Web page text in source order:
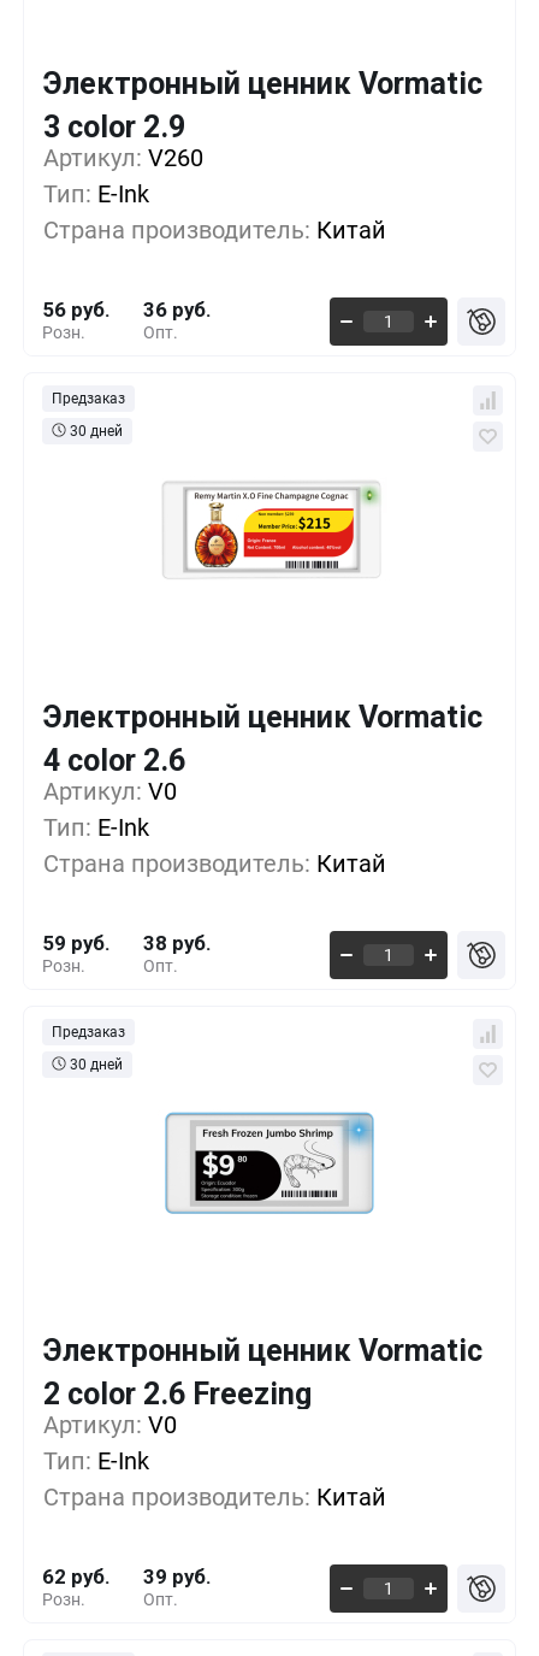
Электронный ценник Vormatic
3 color 2.9
Артикул: V260
Тип: E-Ink
Страна производитель: Китай
Розн.
56 руб.
Опт.
36 руб.
1+ 0%
500+
1000+ -30%
Предзаказ
30 дней
Электронный ценник Vormatic
4 color 2.6
Артикул: V0
Тип: E-Ink
Страна производитель: Китай
Розн.
59 руб.
Опт.
38 руб.
1+
500+
1000+ -30%
Предзаказ
30 дней
Электронный ценник Vormatic
2 color 2.6 Freezing
Артикул: V0
Тип: E-Ink
Страна производитель: Китай
Розн.
62 руб.
Опт.
39 руб.
1+
500+
1000+ -30%